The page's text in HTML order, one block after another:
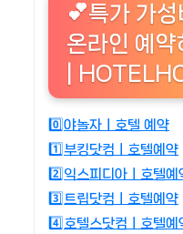
💕특가 가
온라인 예
|
0️⃣야놀자ㅣ호텔 예약
1️⃣부킹닷컴ㅣ호텔예약
2️⃣익스피디아ㅣ호텔예
3️⃣트립닷컴ㅣ호텔예약
4️⃣호텔스닷컴ㅣ호텔예